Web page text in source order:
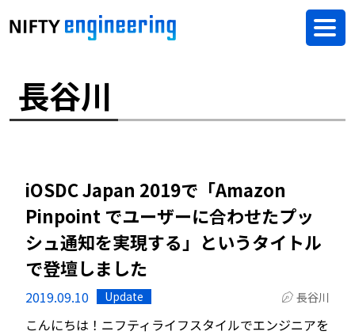
長谷川
iOSDC Japan 2019で「Amazon
Pinpoint でユーザーに合わせたプッ
シュ通知を実現する」というタイトル
で登壇しました
2019.09.10 Update 長谷川
こんにちは！ニフティライフスタイルでエンジニアを